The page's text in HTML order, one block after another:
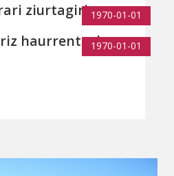
ziurtagiria
laguntza
1970-01-01
haurrentzako
Etxepare saria
1970-01-01